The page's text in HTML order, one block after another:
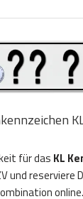
für das KL
und reserviere
online.